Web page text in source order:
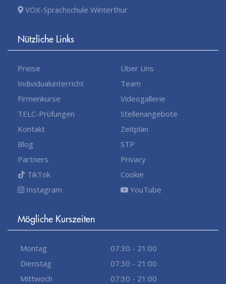
VOX-Sprachschule Winterthur
Nützliche Links
Preise
Individualunterricht
Firmenkurse
TELC-Prüfungen
Kontakt
Blog
Partners
TikTok
Instagram
Über Uns
Team
Videogallerie
Stellenangebote
Zeitplan
STP
Privacy
Cookie
YouTube
Mögliche Kurszeiten
Montag
07:30 - 21:00
Dienstag
07:30 - 21:00
Mittwoch
07:30 - 21:00